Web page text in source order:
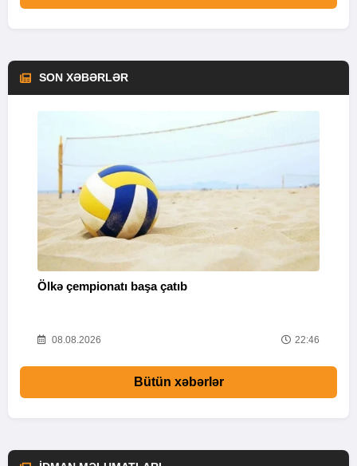
SON XƏBƏRLƏR
Ölkə çempionatı başa çatıb
08.08.2026 22:46
Bütün xəbərlər